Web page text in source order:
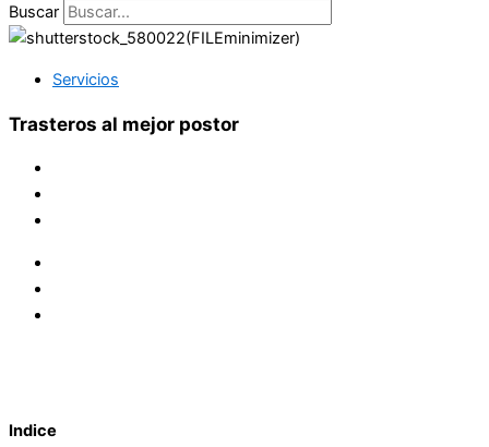
Buscar
Servicios
Trasteros al mejor postor
Indice